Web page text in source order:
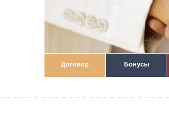
Договор Бонусы